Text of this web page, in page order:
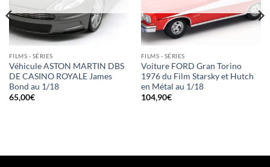
FILMS - SÉRIES
Véhicule ASTON MARTIN DBS
DE CASINO ROYALE James
Bond au 1/18
65,00€
FILMS - SÉRIES
Voiture FORD Gran Torino
1976 du Film Starsky et Hutch
en Métal au 1/18
104,90€